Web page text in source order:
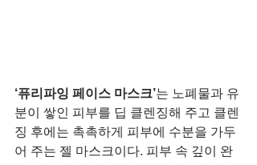
‘퓨리파잉 페이스 마스크’는 노폐물과 유
분이 쌓인 피부를 딥 클렌징해 주고 클렌
징 후에는 촉촉하게 피부에 수분을 가두
어 주는 젤 마스크이다. 피부 속 깊이 완